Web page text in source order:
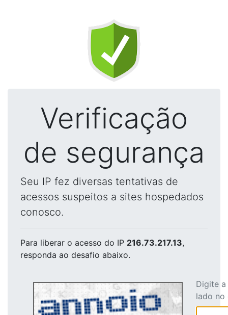
Verificação
de segurança
Seu IP fez diversas tentativas de
acessos suspeitos a sites hospedados
conosco.
Para liberar o acesso do IP 216.73.217.13,
responda ao desafio abaixo.
Digite
lado no